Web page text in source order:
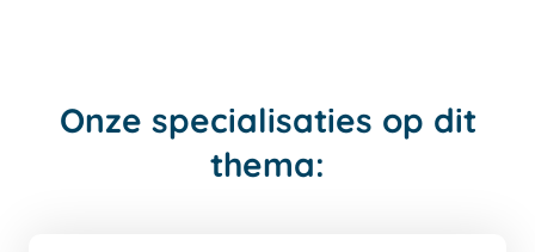
Onze specialisaties op dit
thema: